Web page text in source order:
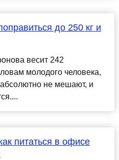
до 250 кг и
весит 242
молодого человека,
не мешают, и
питаться в офисе